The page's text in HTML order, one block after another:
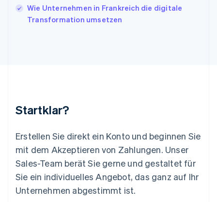
Wie Unternehmen in Frankreich die digitale
Transformation umsetzen
Startklar?
Erstellen Sie direkt ein Konto und beginnen Sie
mit dem Akzeptieren von Zahlungen. Unser
Sales-Team berät Sie gerne und gestaltet für
Sie ein individuelles Angebot, das ganz auf Ihr
Unternehmen abgestimmt ist.
Liechtenstein
DeutschEnglish
Mexiko
English
Niederlande
Nederlands English
Norwegen
English
Österreich